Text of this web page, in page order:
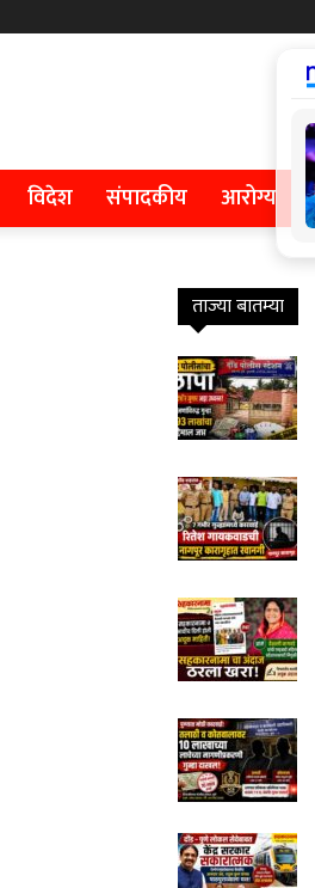
विदेश संपादकीय आरोग्य
ताज्या बातम्या